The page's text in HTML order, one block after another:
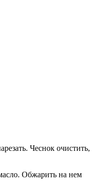
Чеснок очистить,
Обжарить на нем